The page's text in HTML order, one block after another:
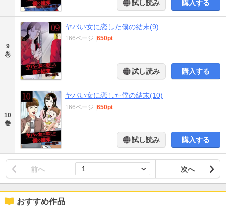
試し読み 購入する
9
巻
ヤバい女に恋した僕の結末(9)
166ページ 650pt
試し読み 購入する
10
巻
ヤバい女に恋した僕の結末(10)
166ページ 650pt
試し読み 購入する
前へ 次へ
おすすめ作品